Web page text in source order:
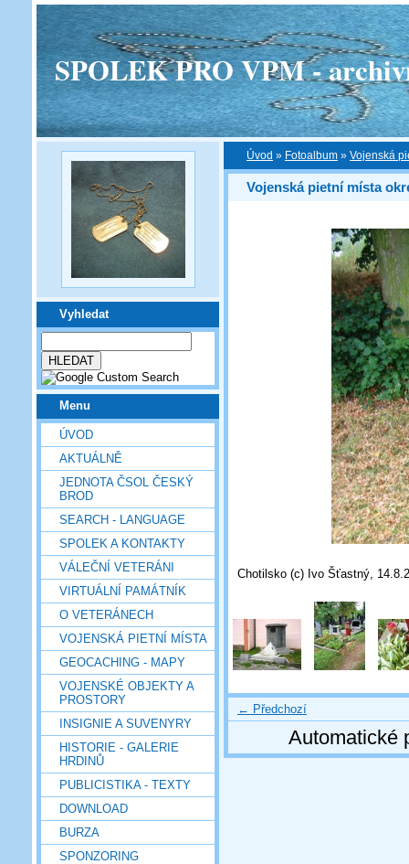
SPOLEK PRO VPM -
Vyhledat
Menu
ÚVOD
AKTUÁLNĚ
JEDNOTA ČSOL ČESKÝ
BROD
SEARCH - LANGUAGE
SPOLEK A KONTAKTY
VÁLEČNÍ VETERÁNI
VIRTUÁLNÍ PAMÁTNÍK
O VETERÁNECH
VOJENSKÁ PIETNÍ MÍSTA
GEOCACHING - MAPY
VOJENSKÉ OBJEKTY A
PROSTORY
INSIGNIE A SUVENYRY
HISTORIE - GALERIE
HRDINŮ
PUBLICISTIKA - TEXTY
DOWNLOAD
BURZA
SPONZORING
Úvod » Fotoalbum » Vojenská
Vojenská pietní místa
Chotilsko (c) Ivo Šťastný,
← Předchozí
Automatické